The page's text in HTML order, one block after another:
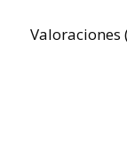
Valoraciones